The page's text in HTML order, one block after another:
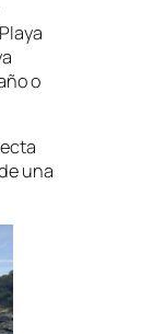
o
una